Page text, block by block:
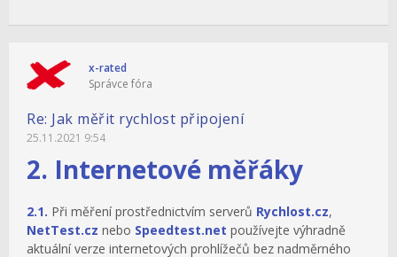
x-rated
Správce fóra
Re: Jak měřit rychlost připojení
25.11.2021 9:54
2. Internetové měřáky
2.1. Při měření prostřednictvím serverů Rychlost.cz,
NetTest.cz nebo Speedtest.net používejte výhradně
aktuální verze internetových prohlížečů bez nadměrného